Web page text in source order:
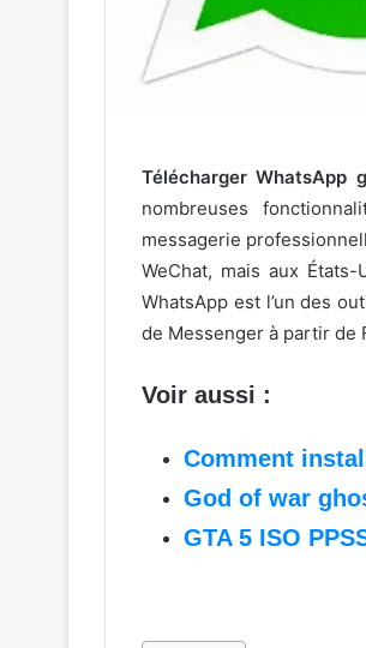
Télécharger WhatsApp
nombreuses
messagerie
WeChat, mais aux
WhatsApp est l’un des
de Messenger à partir de
Voir aussi :
Comment
God of war
GTA 5 ISO